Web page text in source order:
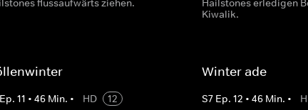
flussaufwärts ziehen.
Hailstones erledigen
Kiwalik.
Ep. 11 • 46Min. • HD
12
Winter ade
S7 Ep. 12 • 46Min. •